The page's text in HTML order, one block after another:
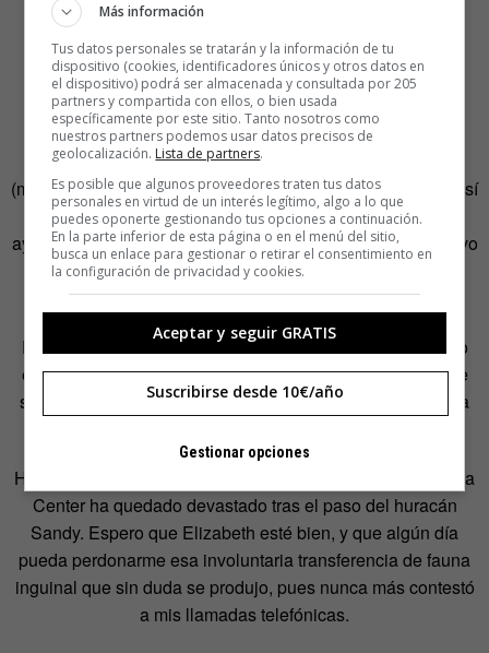
Cuando estuve seguro del problema, recuerdo mi
aprensión, y mi inglés balbuceante (llevaba poco tiempo
instalado en la Gran Manzana) preguntando en una
farmacia por un remedio.
En inglés, Lice (piojos) se pronuncia casi igual que Lies
(mentiras). Así que pregunté a la joven farmacéutica algo así
como “Por favor, tengo mentiras en las ingles ¿me puede
ayudar?”. También las llaman Crabs (cangrejos) pero eso yo
no lo sabía, y no quiero ni pensar cómo pediría en una
marisquería media docena de ladillas para la cena.
Pero volvamos a Elizabeth. Sus brazos de mármol oscuro
eran más gruesos que mis muslos, y respecto a la talla de
sujetador, debo confesar que nunca en mi vida he vuelto a
He sabido con tristeza que su barrio de Queens, el Jamaica
Center ha quedado devastado tras el paso del huracán
Sandy. Espero que Elizabeth esté bien, y que algún día
pueda perdonarme esa involuntaria transferencia de fauna
inguinal que sin duda se produjo, pues nunca más contestó
a mis llamadas telefónicas.
Más información
Tus datos personales se tratarán y la información de tu
dispositivo (cookies, identificadores únicos y otros datos en
el dispositivo) podrá ser almacenada y consultada por 205
partners y compartida con ellos, o bien usada
específicamente por este sitio. Tanto nosotros como
nuestros partners podemos usar datos precisos de
geolocalización. Lista de partners.
Es posible que algunos proveedores traten tus datos
personales en virtud de un interés legítimo, algo a lo que
puedes oponerte gestionando tus opciones a continuación.
En la parte inferior de esta página o en el menú del sitio,
busca un enlace para gestionar o retirar el consentimiento en
la configuración de privacidad y cookies.
Aceptar y seguir GRATIS
Suscribirse desde 10€/año
Gestionar opciones